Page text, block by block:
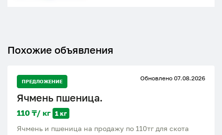
Похожие объявления
ПРЕДЛОЖЕНИЕ Обновлено 07.08.2026
Ячмень пшеница.
110 ₸/ кг 1 кг
Ячмень и пшеница на продажу по 110тг для скота